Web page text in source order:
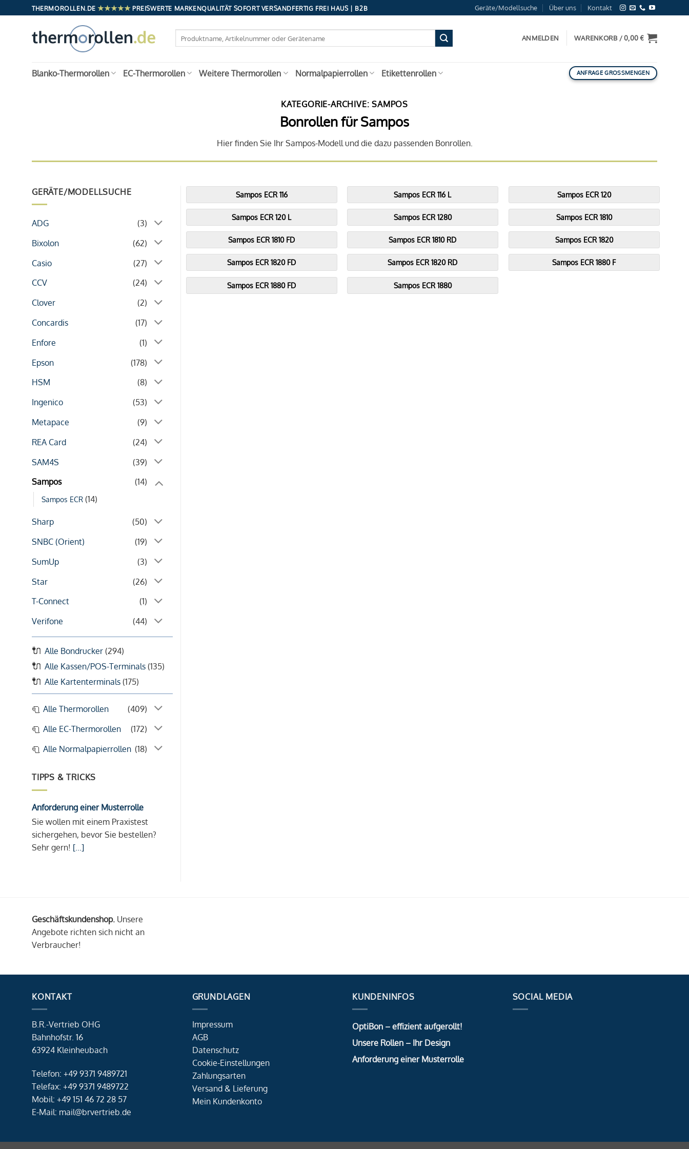
Inhalt
THERMOROLLEN.DE ★★★★★ PREISWERTE MARKENQUALITÄT SOFORT VERSANDFERTIG FREI HAUS | B2B Geräte/Modellsuche Über uns Kontakt
nach:
ANMELDEN WARENKORB /0,00€
Blanko-Thermorollen EC-Thermorollen Weitere Thermorollen Normalpapierrollen Etikettenrollen ANFRAGE GROSSMENGEN
KATEGORIE-ARCHIVE:SAMPOS
Bonrollen für Sampos
Hier finden Sie Ihr Sampos-Modell und die dazu passenden Bonrollen.
GERÄTE/MODELLSUCHE
ADG
(3)
Bixolon
(62)
Casio
(27)
CCV
(24)
Clover
(2)
Concardis
(17)
Enfore
(1)
Epson
(178)
HSM
(8)
Ingenico
(53)
Metapace
(9)
REA Card
(24)
SAM4S
(39)
Sampos
(14)
Sampos ECR (14)
Sharp
(50)
SNBC (Orient)
(19)
SumUp
(3)
Star
(26)
T-Connect
(1)
Verifone
(44)
Alle Bondrucker (294)
Alle Kassen/POS-Terminals (135)
Alle Kartenterminals (175)
Alle Thermorollen
(409)
Alle EC-Thermorollen
(172)
Alle Normalpapierrollen (18)
TIPPS & TRICKS
Anforderung einer Musterrolle
Sie wollen mit einem Praxistest
sichergehen, bevor Sie bestellen?
Sehr gern! [...]
Sampos ECR 116 Sampos ECR 116 L Sampos ECR 120
Sampos ECR 120 L Sampos ECR 1280 Sampos ECR 1810
Sampos ECR 1810 FD Sampos ECR 1810 RD Sampos ECR 1820
Sampos ECR 1820 FD Sampos ECR 1820 RD Sampos ECR 1880 F
Sampos ECR 1880 FD Sampos ECR 1880
Geschäftskundenshop. Unsere
Angebote richten sich nicht an
Verbraucher!
KONTAKT
B.R.-Vertrieb OHG
Bahnhofstr. 16
63924 Kleinheubach
Telefon: +49 9371 9489721
Telefax: +49 9371 9489722
Mobil: +49 151 46 72 28 57
E-Mail: mail@brvertrieb.de
GRUNDLAGEN
Impressum
AGB
Datenschutz
Cookie-Einstellungen
Zahlungsarten
Versand & Lieferung
Mein Kundenkonto
KUNDENINFOS
OptiBon – effizient aufgerollt!
Unsere Rollen – Ihr Design
Anforderung einer Musterrolle
SOCIAL MEDIA